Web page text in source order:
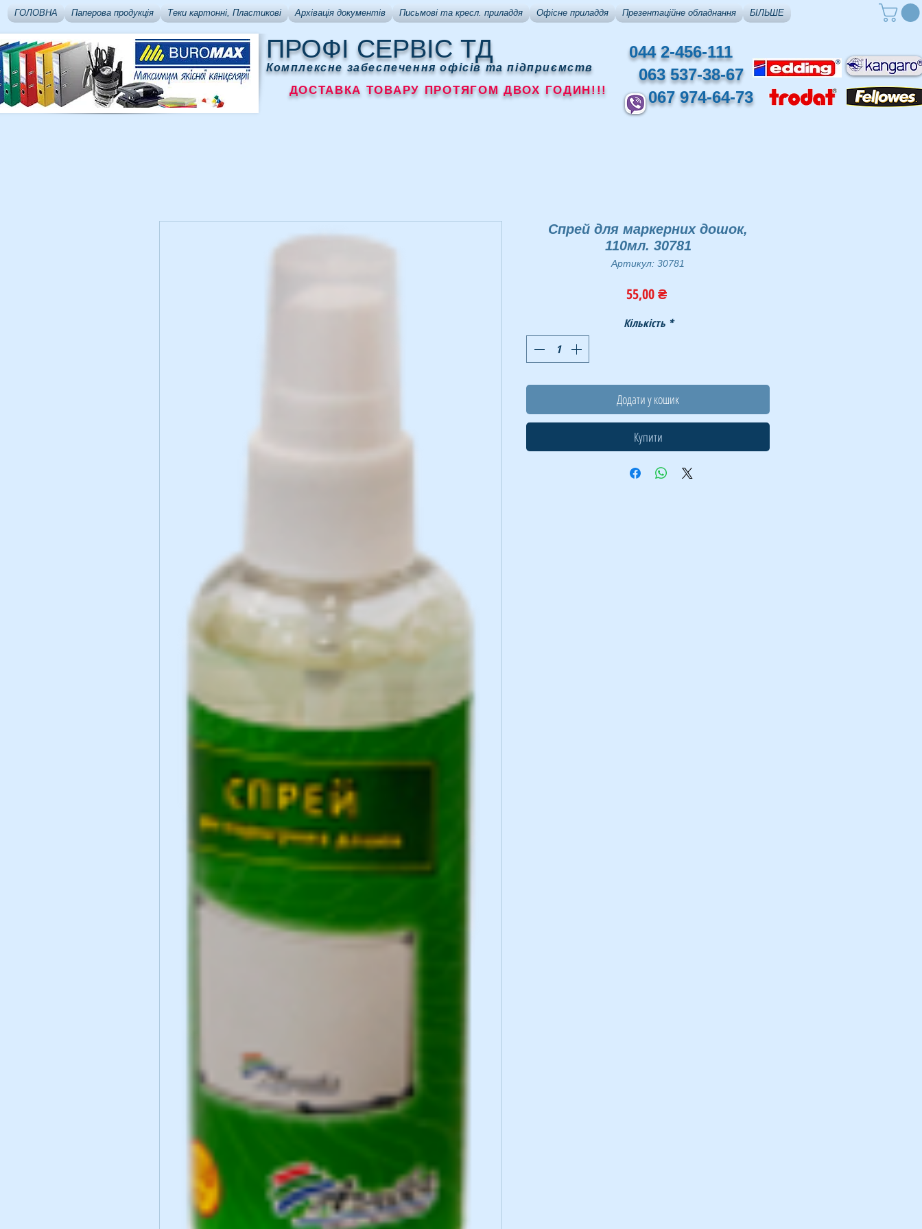
ГОЛОВНА Паперова продукція Теки картонні, Пластикові Архівація документів Письмові та кресл. приладдя Офісне приладдя Презентаційне обладнання БІЛЬШЕ
ПРОФІ СЕРВІС ТД
Комплексне забеспечення офісів та підприємств
ДОСТАВКА ТОВАРУ ПРОТЯГОМ ДВОХ ГОДИН!!!
044 2-456-111
063 537-38-67
067 974-64-73
Спрей для маркерних дошок,
110мл. 30781
Артикул: 30781
55,00 ₴Ціна
Кількість *
Додати у кошик
Купити